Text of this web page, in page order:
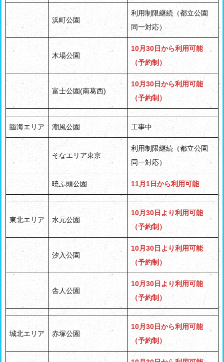
浜町公園
利用制限継続（都立公園
同一対応）
木場公園
10月30日から利用可能
（予約制）
富士公園(南葛西)
10月30日から利用可能
（予約制）
臨海エリア 潮風公園 工事中
そなエリア東京
利用制限継続（都立公園
同一対応）
暁ふ頭公園 11月1日から利用可能
東北エリア 水元公園
10月30日より利用可能
（予約制）
汐入公園
10月30日より利用可能
（予約制）
舎人公園
10月30日より利用可能
（予約制）
城北エリア 赤塚公園
10月30日から利用可能
（予約制）